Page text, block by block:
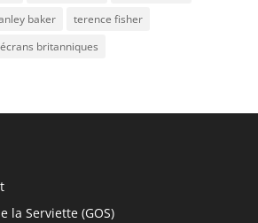
baker
terence fisher
écrans britanniques
la Serviette (GOS)